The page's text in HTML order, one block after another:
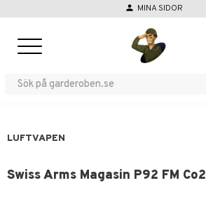
person MINA SIDOR
LUFTVAPEN
Swiss Arms Magasin P92 FM Co2